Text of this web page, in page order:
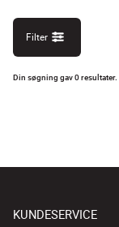
Filter
Din søgning gav 0 resultater.
KUNDESERVICE